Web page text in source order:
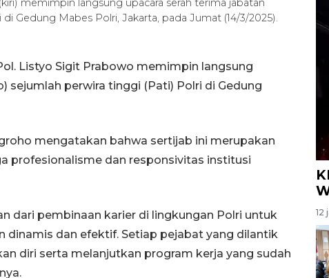
memimpin langsung upacara serah terima jabatan
Gedung Mabes Polri, Jakarta, pada Jumat (14/3/2025).
Listyo Sigit Prabowo memimpin langsung
sejumlah perwira tinggi (Pati) Polri di Gedung
mengatakan bahwa sertijab ini merupakan
profesionalisme dan responsivitas institusi
dari pembinaan karier di lingkungan Polri untuk
dinamis dan efektif. Setiap pejabat yang dilantik
diri serta melanjutkan program kerja yang sudah
12